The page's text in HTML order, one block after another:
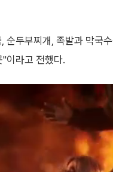
순두부찌개, 족발과 막국
이라고 전했다.